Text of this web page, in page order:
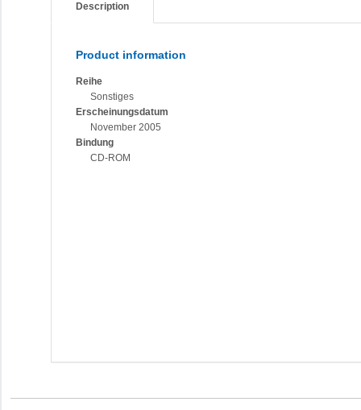
Description
Product information
Reihe
Sonstiges
Erscheinungsdatum
November 2005
Bindung
CD-ROM